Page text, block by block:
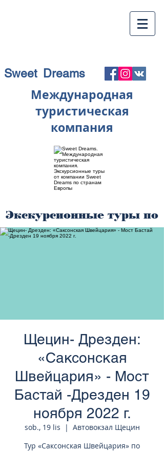
Sweet Dreams
Международная
туристическая
компания
Экскурсионные туры по
странам Европы
Щецин- Дрезден:
«Саксонская
Швейцария» - Мост
Бастай -Дрезден 19
ноября 2022 г.
sob., 19 lis
  |
Автовокзал Щецин
Тур «Саксонская Швейцария» по